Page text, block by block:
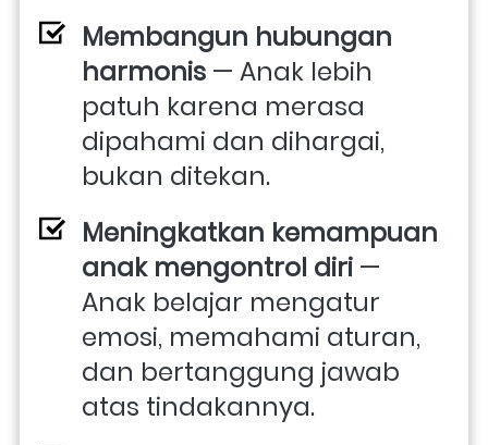
Membangun hubungan
harmonis — Anak lebih
patuh karena merasa
dipahami dan dihargai,
bukan ditekan.
Meningkatkan kemampuan
anak mengontrol diri —
Anak belajar mengatur
emosi, memahami aturan,
dan bertanggung jawab
atas tindakannya.